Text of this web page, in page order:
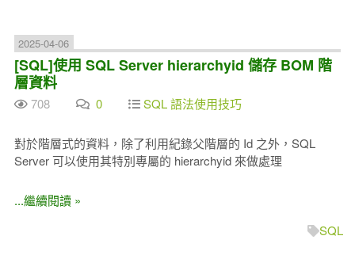
2025-04-06
[SQL]使用 SQL Server hierarchyid 儲存 BOM 階
層資料
708 0 SQL 語法使用技巧
對於階層式的資料，除了利用紀錄父階層的 Id 之外，SQL
Server 可以使用其特別專屬的 hierarchyid 來做處理
...繼續閱讀 »
SQL